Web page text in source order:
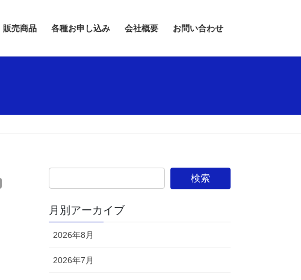
販売商品 各種お申し込み 会社概要 お問い合わせ
月別アーカイブ
2026年8月
2026年7月